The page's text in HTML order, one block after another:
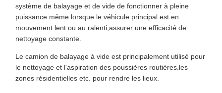
système de balayage et de vide de fonctionner à pleine
puissance même lorsque le véhicule principal est en
mouvement lent ou au ralenti,assurer une efficacité de
nettoyage constante.
Le camion de balayage à vide est principalement utilisé pour
le nettoyage et l'aspiration des poussières routières.les
zones résidentielles etc. pour rendre les lieux.